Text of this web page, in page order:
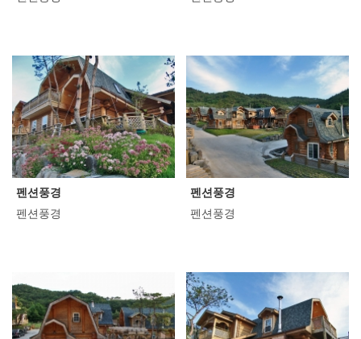
펜션풍경
펜션풍경
펜션풍경
펜션풍경